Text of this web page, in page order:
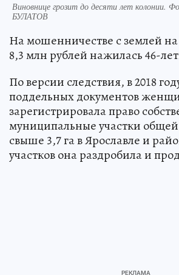
Виновнице грозит до десяти лет колонии.
БУЛАТОВ
На мошенничестве с землей
8,3 млн рублей нажилась 46-
По версии следствия, в 2018
поддельных документов
зарегистрировала право
муниципальные участки
свыше 3,7 га в Ярославле и
участков она раздробила и